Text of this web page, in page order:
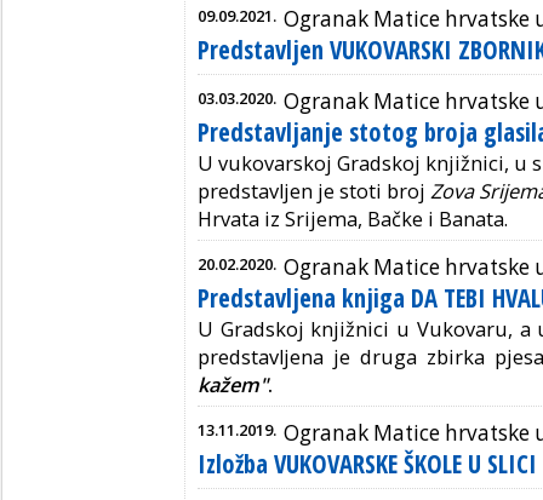
09.09.2021. Ogranak Matice hrvatske
Predstavljen VUKOVARSKI
03.03.2020. Ogranak Matice hrvatske
Predstavljanje stotog broja glasila
U vukovarskoj Gradskoj knjižnici, u
predstavljen je stoti broj Zova
Hrvata iz Srijema, Bačke i Banata.
20.02.2020. Ogranak Matice hrvatske
Predstavljena knjiga DA TEBI
U Gradskoj knjižnici u Vukovaru, a
predstavljena je druga zbirka
kažem".
13.11.2019. Ogranak Matice hrvatske
Izložba VUKOVARSKE ŠKOLE U